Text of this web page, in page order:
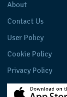
About
Contact Us
User Policy
Cookie Policy
Privacy Policy